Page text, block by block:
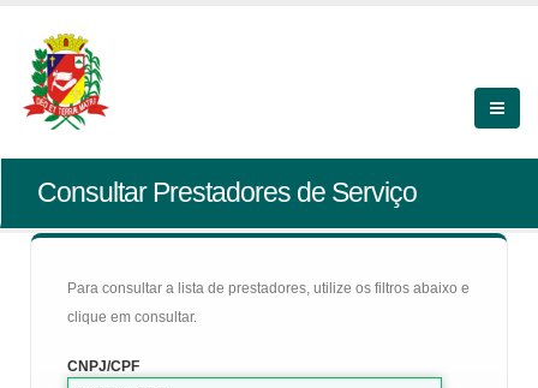
Consultar Prestadores de Serviço
Para consultar a lista de prestadores, utilize os filtros abaixo e
clique em consultar.
CNPJ/CPF